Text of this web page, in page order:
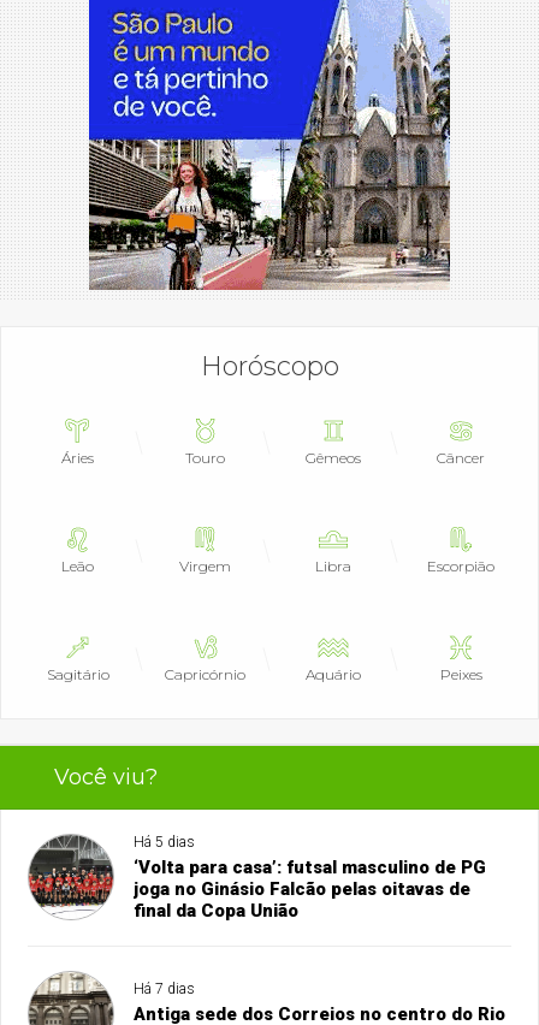
Horóscopo
Áries Touro Gêmeos Câncer
Leão Virgem Libra Escorpião
Sagitário Capricórnio Aquário Peixes
Você viu?
Há 5 dias
‘Volta para casa’: futsal masculino de PG
joga no Ginásio Falcão pelas oitavas de
final da Copa União
Há 7 dias
Antiga sede dos Correios no centro do Rio